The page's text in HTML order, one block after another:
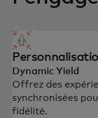
Dynamic Yield
Offrez des
synchronisées
fidélité.